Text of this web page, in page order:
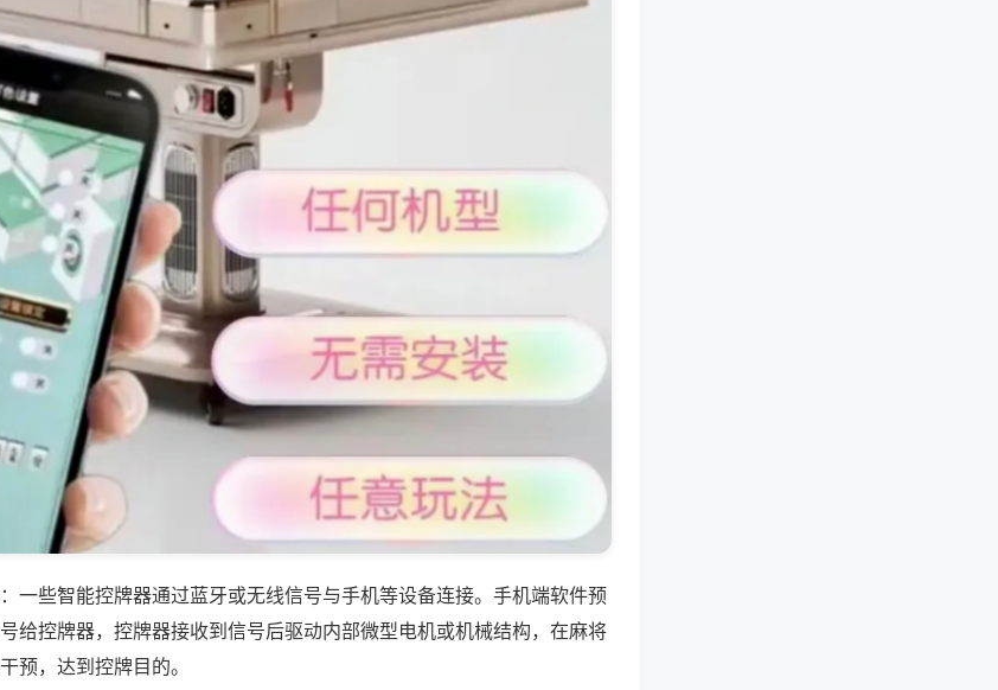
一些智能控牌器通过蓝牙或无线信号与手机等设备连接。手机端软件预
给控牌器，控牌器接收到信号后驱动内部微型电机或机械结构，在麻将
预，达到控牌目的。